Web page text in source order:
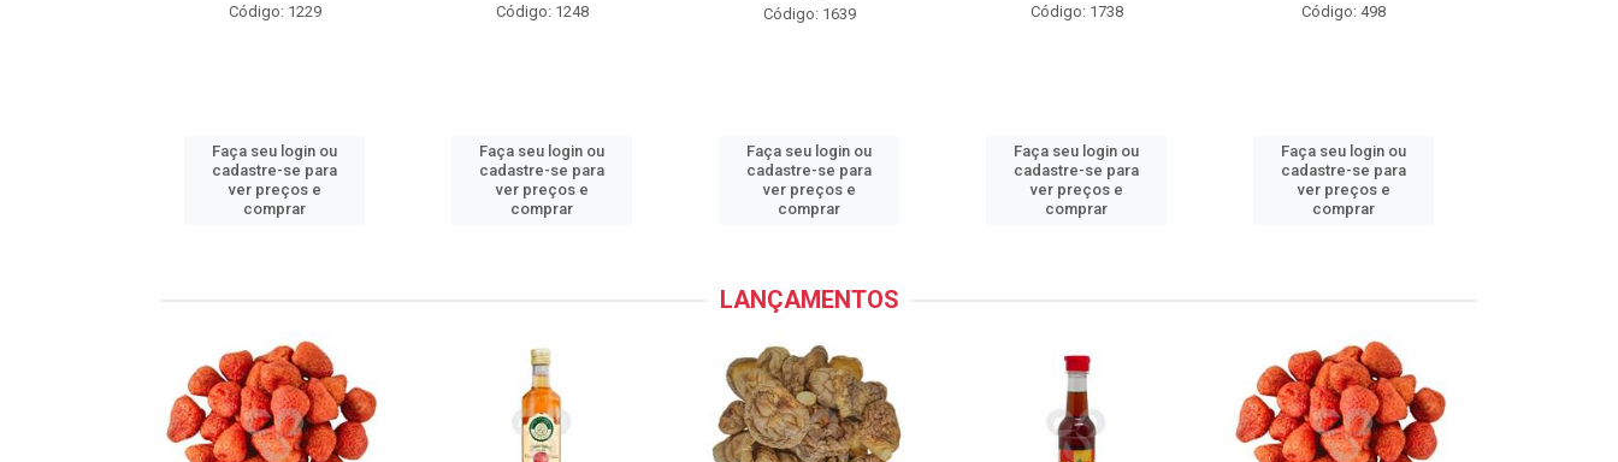
Código: 1229
Faça seu login ou
cadastre-se para
ver preços e
comprar
Código: 1248
Faça seu login ou
cadastre-se para
ver preços e
comprar
Código: 1639
Faça seu login ou
cadastre-se para
ver preços e
comprar
Código: 1738
Faça seu login ou
cadastre-se para
ver preços e
comprar
Código: 498
Faça seu login ou
cadastre-se para
ver preços e
comprar
LANÇAMENTOS